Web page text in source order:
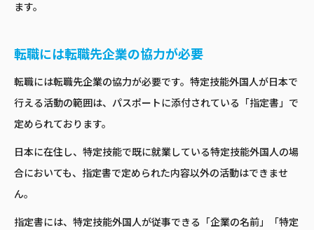
ます。
転職には転職先企業の協力が必要
転職には転職先企業の協力が必要です。特定技能外国人が日本で
行える活動の範囲は、パスポートに添付されている「指定書」で
定められております。
日本に在住し、特定技能で既に就業している特定技能外国人の場
合においても、指定書で定められた内容以外の活動はできませ
ん。
指定書には、特定技能外国人が従事できる「企業の名前」「特定